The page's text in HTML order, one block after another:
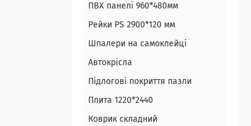
ПВХ панелі 960*480мм
Рейки PS 2900*120 мм
Шпалери на самоклейці
Автокрісла
Підлогові покриття пазли
Плита 1220*2440
Коврик складний